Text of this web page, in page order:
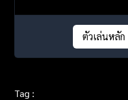
ตัวเล่นหลัก
Tag :